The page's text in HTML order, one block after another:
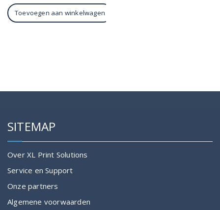
Toevoegen aan winkelwagen
SITEMAP
Over XL Print Solutions
Service en Support
Onze partners
Algemene voorwaarden